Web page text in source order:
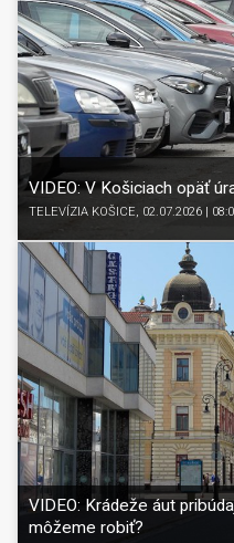
VIDEO: V Košiciach opäť
TELEVÍZIA KOŠICE, 02.07.2026 |
VIDEO: Krádeže áut
môžeme robiť?